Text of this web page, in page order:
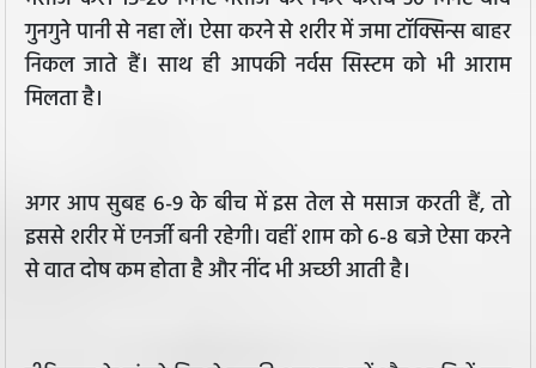
गुनगुने पानी से नहा लें। ऐसा करने से शरीर में जमा टॉक्सिन्स बाहर
निकल जाते हैं। साथ ही आपकी नर्वस सिस्टम को भी आराम
मिलता है।
अगर आप सुबह 6-9 के बीच में इस तेल से मसाज करती हैं, तो
इससे शरीर में एनर्जी बनी रहेगी। वहीं शाम को 6-8 बजे ऐसा करने
से वात दोष कम होता है और नींद भी अच्छी आती है।